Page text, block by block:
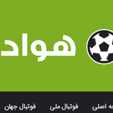
اصلی فوتبال ملی فوتبال جهان